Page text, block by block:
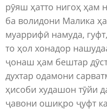
рӯяш ҳатто нигоҳ ҳам
ба волидони Малика
муаррифӣ намуда,
то ҳол хонадор
ҷонаш ҳам бештар
духтар одамони
ҳисоби худашон тӯйи
ҷавони ошиқро ҷуфт